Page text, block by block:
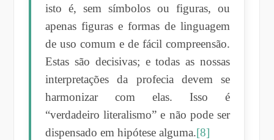
isto é, sem símbolos ou figuras, ou
apenas figuras e formas de linguagem
de uso comum e de fácil compreensão.
Estas são decisivas; e todas as nossas
interpretações da profecia devem se
harmonizar com elas. Isso é
“verdadeiro literalismo” e não pode ser
dispensado em hipótese alguma.[8]